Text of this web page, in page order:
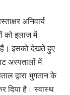
अनिवार्य
को इलाज में
इसको देखते हुए
अस्पतालों में
द्वारा भुगतान के
दिया है। स्वास्थ